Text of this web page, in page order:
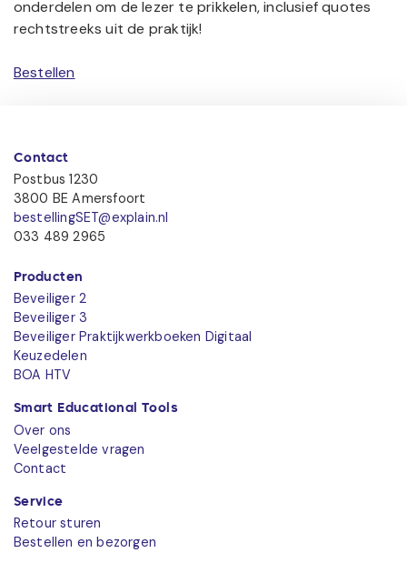
onderdelen om de lezer te prikkelen, inclusief quotes
rechtstreeks uit de praktijk!
Bestellen
Contact
Postbus 1230
3800 BE Amersfoort
bestellingSET@explain.nl
033 489 2965
Producten
Beveiliger 2
Beveiliger 3
Beveiliger Praktijkwerkboeken Digitaal
Keuzedelen
BOA HTV
Smart Educational Tools
Over ons
Veelgestelde vragen
Contact
Service
Retour sturen
Bestellen en bezorgen